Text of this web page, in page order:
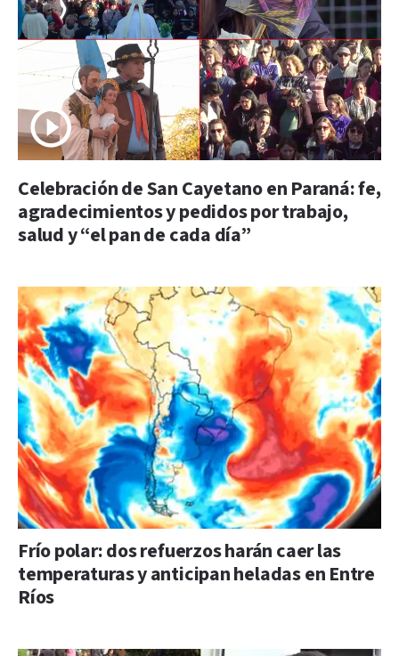
Celebración de San Cayetano en Paraná: fe,
agradecimientos y pedidos por trabajo,
salud y “el pan de cada día”
Frío polar: dos refuerzos harán caer las
temperaturas y anticipan heladas en Entre
Ríos